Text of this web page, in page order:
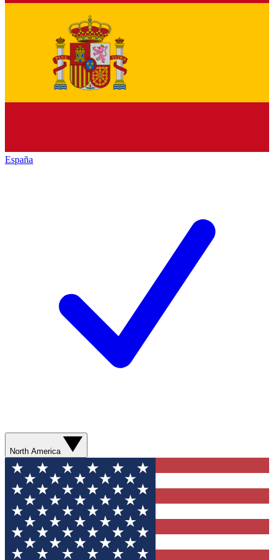
España
North America